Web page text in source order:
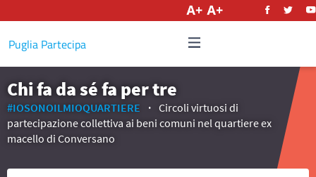
Puglia Partecipa
Chi fa da sé fa per tre
#IOSONOILMIOQUARTIERE
Circoli virtuosi di
partecipazione collettiva ai beni comuni nel quartiere ex
macello di Conversano